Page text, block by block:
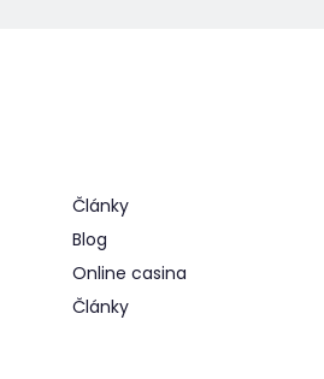
Články
Blog
Online casina
Články